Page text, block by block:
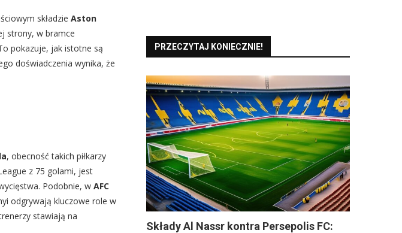
składzie Aston
strony, w bramce
pokazuje, jak istotne są
doświadczenia wynika, że
, obecność takich piłkarzy
z 75 golami, jest
Podobnie, w AFC
odgrywają kluczowe role w
stawiają na
PRZECZYTAJ KONIECZNIE!
Składy Al Nassr kontra Persepolis FC: